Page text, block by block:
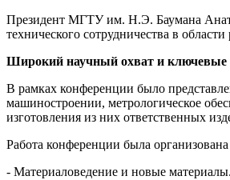
Президент МГТУ им. Н.Э. Баумана
технического сотрудничества в
Широкий научный охват и ключевые
В рамках конференции было
машиностроении, метрологическое
изготовления из них ответственных
Работа конференции была
- Материаловедение и новые материалы.